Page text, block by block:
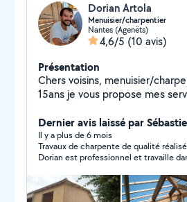
Dorian Artola
Menuisier/charpentier
Nantes (Agenëts)
4,6/5 (10 avis)
Présentation
Chers voisins, menuisier/
15ans je vous propose mes
bardage, fabrication et pose
Dernier avis laissé par
Il y a plus de 6 mois
Travaux de charpente de qualité
Dorian est professionnel et travaille